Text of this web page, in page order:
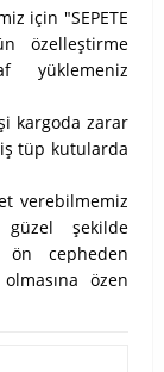
için "SEPETE
özelleştirme
yüklemeniz
kargoda zarar
tüp kutularda
verebilmemiz
şekilde
ön cepheden
özen